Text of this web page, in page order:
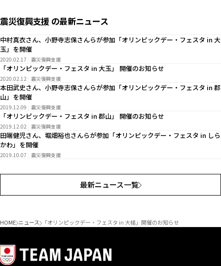
震災復興支援 の最新ニュース
中村真衣さん、小野寺志保さんらが参加「オリンピックデー・フェスタ in 大
玉」を開催
2020.02.17 震災復興支援
「オリンピックデー・フェスタ in 大玉」 開催のお知らせ
2020.02.12 震災復興支援
本田武史さん、小野寺志保さんらが参加「オリンピックデー・フェスタ in 郡
山」を開催
2019.12.09 震災復興支援
「オリンピックデー・フェスタ in 郡山」 開催のお知らせ
2019.12.02 震災復興支援
田端健児さん、堀畑裕也さんらが参加「オリンピックデー・フェスタ in しら
かわ」を開催
2019.10.07 震災復興支援
最新ニュース一覧
HOME ニュース 「オリンピックデー・フェスタ in 大槌」開催のお知らせ